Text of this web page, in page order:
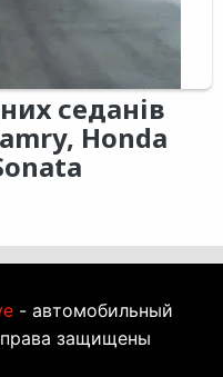
седанів
Honda
- автомобильный
защищены